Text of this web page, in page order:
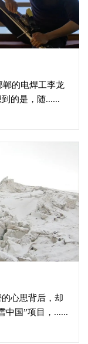
郸的电焊工李龙
的是，随......
心思背后，却
中国”项目，......